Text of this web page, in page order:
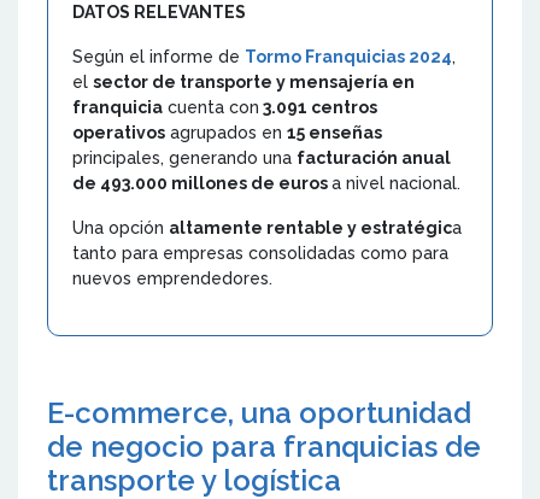
DATOS RELEVANTES
Según el informe de Tormo Franquicias 2024,
el sector de transporte y mensajería en
franquicia cuenta con 3.091 centros
operativos agrupados en 15 enseñas
principales, generando una facturación anual
de 493.000 millones de eurosa nivel nacional.
Una opción altamente rentable y estratégica
tanto para empresas consolidadas como para
nuevos emprendedores.
E-commerce, una oportunidad
de negocio para franquicias de
transporte y logística